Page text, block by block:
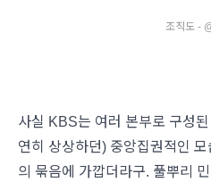
조직도 -
사실 KBS는 여러 본부로 구성
연히 상상하던) 중앙집권적인
의 묶음에 가깝더라구. 풀뿌리